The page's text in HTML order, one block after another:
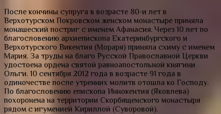
После кончины супруга в возрасте 80-и лет в
Верхотурском Покровском женском монастыре приняла
монашеский постриг с именем Афанасия. Через 10 лет по
благословению архиепископа Екатеринбургского и
Верхотурского Викентия (Мораря) приняла схиму с именем
Мария. За труды на благо Русской Православной Церкви
удостоена ордена святой равноапостольной княгини
Ольги. 10 сентября 2012 года в возрасте 91 года в
одиночестве после утренних молитв отошла ко Господу.
По благословению епископа Иннокентия (Яковлева)
похоронена на территории Скорбященского монастыря
рядом с игуменией Кириллой (Суворовой).